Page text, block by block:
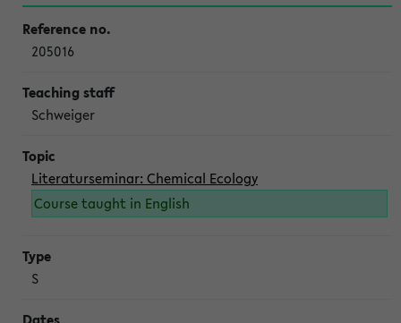
205016
Schweiger
Literaturseminar: Chemical Ecology
Course taught in English
S